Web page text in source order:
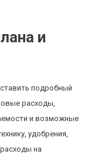
и
подробный
расходы,
и возможные
удобрения,
на